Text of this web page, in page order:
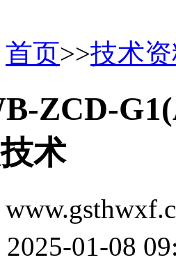
首页>>技术
ZCD-
术
2025-01-08